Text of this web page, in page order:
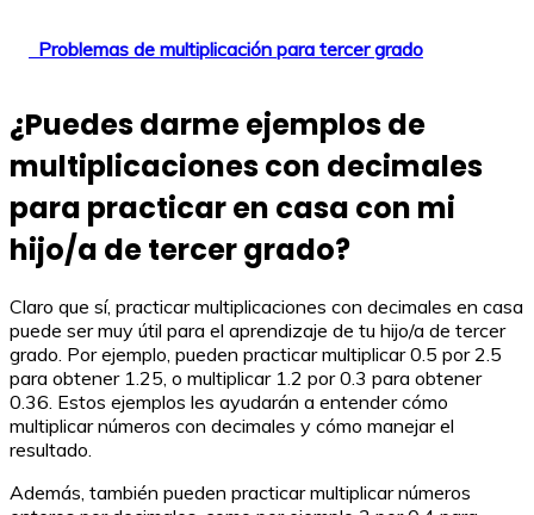
Problemas de multiplicación para tercer grado
¿Puedes darme ejemplos de
multiplicaciones con decimales
para practicar en casa con mi
hijo/a de tercer grado?
Claro que sí, practicar multiplicaciones con decimales en casa
puede ser muy útil para el aprendizaje de tu hijo/a de tercer
grado. Por ejemplo, pueden practicar multiplicar 0.5 por 2.5
para obtener 1.25, o multiplicar 1.2 por 0.3 para obtener
0.36. Estos ejemplos les ayudarán a entender cómo
multiplicar números con decimales y cómo manejar el
resultado.
Además, también pueden practicar multiplicar números